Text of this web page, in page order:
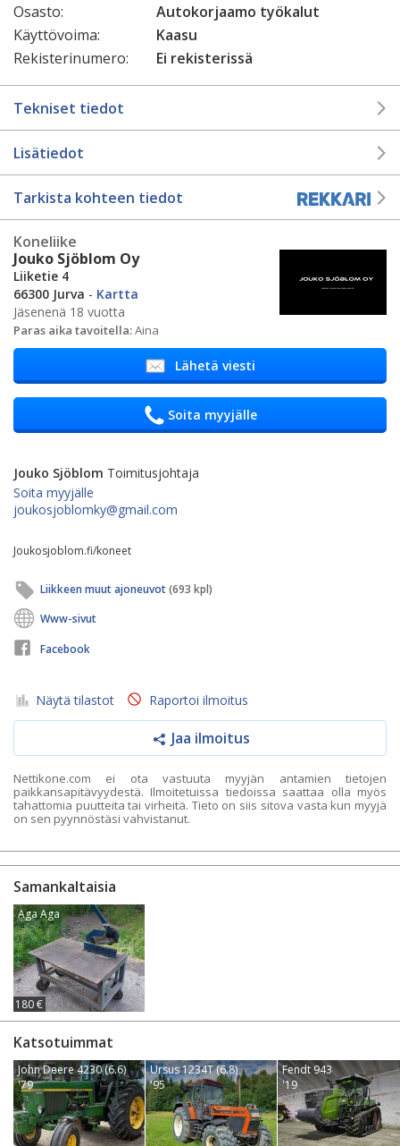
Osasto:
Autokorjaamo työkalut
Käyttövoima:
Kaasu
Rekisterinumero:
Ei rekisterissä
Tekniset tiedot
Lisätiedot
Tarkista kohteen tiedot
Koneliike
Jouko Sjöblom Oy
Liiketie 4
66300 Jurva - Kartta
Jäsenenä 18 vuotta
Paras aika tavoitella:Aina
Lähetä viesti
Soita myyjälle
Jouko Sjöblom Toimitusjohtaja
Soita myyjälle
joukosjoblomky@gmail.com
Joukosjoblom.fi/koneet
Liikkeen muut ajoneuvot(693 kpl)
Www-sivut
Facebook
Näytä tilastot Raportoi ilmoitus
Jaa ilmoitus
Nettikone.com ei ota vastuuta myyjän antamien tietojen
paikkansapitävyydestä. Ilmoitetuissa tiedoissa saattaa olla myös
tahattomia puutteita tai virheitä. Tieto on siis sitova vasta kun myyjä
on sen pyynnöstäsi vahvistanut.
Samankaltaisia
Aga Aga
180 €
Katsotuimmat
John Deere 4230 (6.6)
'79
Ursus 1234T (6.8)
'95
Fendt 943
'19